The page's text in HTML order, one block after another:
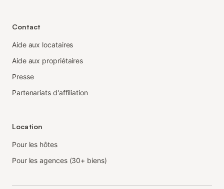
Contact
Aide aux locataires
Aide aux propriétaires
Presse
Partenariats d'affiliation
Location
Pour les hôtes
Pour les agences (30+ biens)